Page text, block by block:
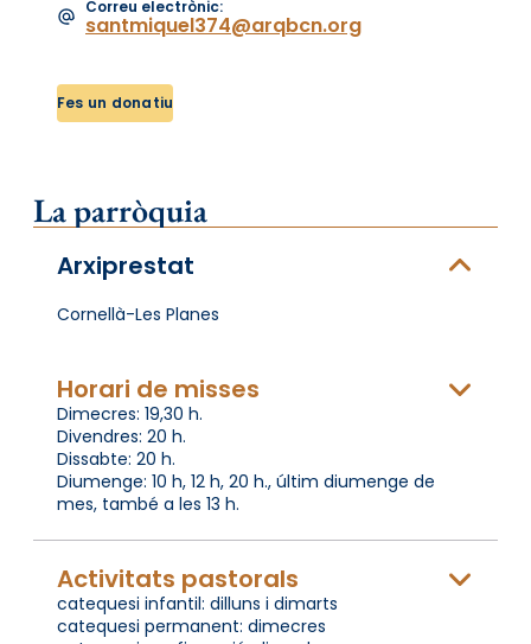
Correu electrònic:
santmiquel374@arqbcn.org
Fes un donatiu
La parròquia
Arxiprestat
Cornellà-Les Planes
Horari de misses
Dimecres: 19,30 h.
Divendres: 20 h.
Dissabte: 20 h.
Diumenge: 10 h, 12 h, 20 h., últim diumenge de
mes, també a les 13 h.
Activitats pastorals
catequesi infantil: dilluns i dimarts
catequesi permanent: dimecres